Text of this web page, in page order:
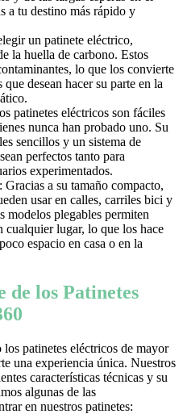
a tu destino más rápido y
un patinete eléctrico,
la huella de carbono. Estos
lo que los convierte
desean hacer su parte en la
patinetes eléctricos son fáciles
nunca han probado uno. Su
sencillos y un sistema de
perfectos tanto para
experimentados.
a su tamaño compacto,
usar en calles, carriles bici y
modelos plegables permiten
cualquier lugar, lo que los hace
espacio en casa o en la
de los Patinetes
patinetes eléctricos de mayor
una experiencia única. Nuestros
características técnicas y su
algunas de las
en nuestros patinetes: